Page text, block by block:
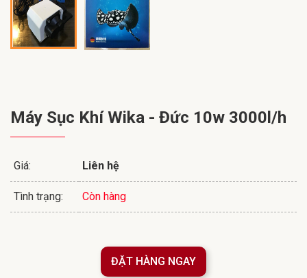
Máy Sục Khí Wika - Đức 10w 3000l/h
Giá: Liên hệ
Tình trạng: Còn hàng
ĐẶT HÀNG NGAY